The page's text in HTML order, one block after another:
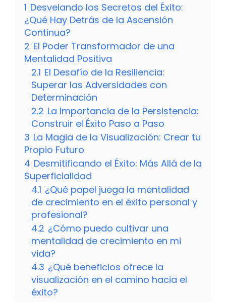
1 Desvelando los Secretos del Éxito:
¿Qué Hay Detrás de la Ascensión
Continua?
2 El Poder Transformador de una
Mentalidad Positiva
2.1 El Desafío de la Resiliencia:
Superar las Adversidades con
Determinación
2.2 La Importancia de la Persistencia:
Construir el Éxito Paso a Paso
3 La Magia de la Visualización: Crear tu
Propio Futuro
4 Desmitificando el Éxito: Más Allá de la
Superficialidad
4.1 ¿Qué papel juega la mentalidad
de crecimiento en el éxito personal y
profesional?
4.2 ¿Cómo puedo cultivar una
mentalidad de crecimiento en mi
vida?
4.3 ¿Qué beneficios ofrece la
visualización en el camino hacia el
éxito?